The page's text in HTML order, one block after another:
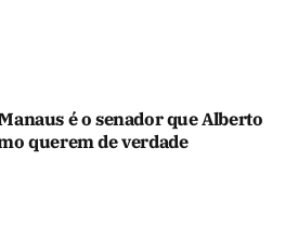
é o senador que Alberto
querem de verdade